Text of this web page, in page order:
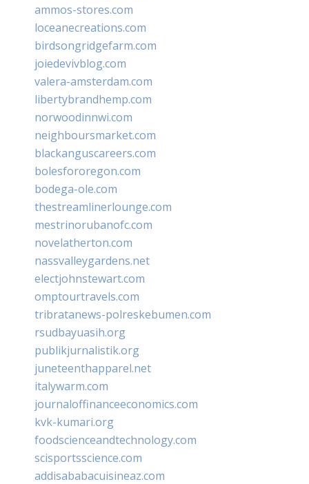
ammos-stores.com
loceanecreations.com
birdsongridgefarm.com
joiedevivblog.com
valera-amsterdam.com
libertybrandhemp.com
norwoodinnwi.com
neighboursmarket.com
blackanguscareers.com
bolesfororegon.com
bodega-ole.com
thestreamlinerlounge.com
mestrinorubanofc.com
novelatherton.com
nassvalleygardens.net
electjohnstewart.com
omptourtravels.com
tribratanews-polreskebumen.com
rsudbayuasih.org
publikjurnalistik.org
juneteenthapparel.net
italywarm.com
journaloffinanceeconomics.com
kvk-kumari.org
foodscienceandtechnology.com
scisportsscience.com
addisababacuisineaz.com